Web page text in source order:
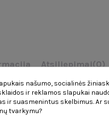
Atsiliepimai(0)
Minkštas, pūkuotas
aukštos kokybės
našumo, socialinės
ir reklamos slapukai
ir suasmenintus skelbimus. Ar
tvarkymu?